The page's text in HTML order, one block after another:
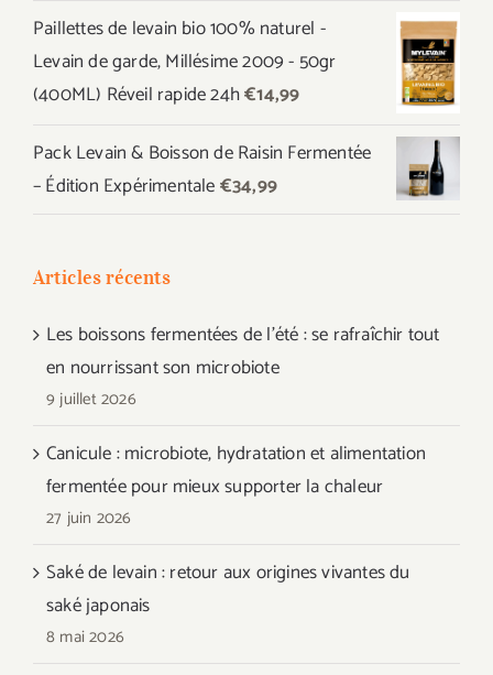
initial
était :
€44,97.
actuel
est :
€39,99.
Paillettes de levain bio 100% naturel -
Levain de garde, Millésime 2009 - 50gr
(400ML) Réveil rapide 24h€14,99
Pack Levain & Boisson de Raisin Fermentée
– Édition Expérimentale€34,99
Articles récents
Les boissons fermentées de l’été : se rafraîchir tout
en nourrissant son microbiote
9 juillet 2026
Canicule : microbiote, hydratation et alimentation
fermentée pour mieux supporter la chaleur
27 juin 2026
Saké de levain : retour aux origines vivantes du
saké japonais
8 mai 2026